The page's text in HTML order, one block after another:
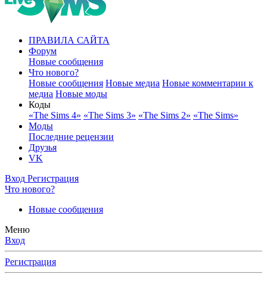
ПРАВИЛА САЙТА
Форум
Новые сообщения
Что нового?
Новые сообщения Новые медиа Новые комментарии к
медиа Новые моды
Коды
«The Sims 4» «The Sims 3» «The Sims 2» «The Sims»
Моды
Последние рецензии
Друзья
VK
Вход Регистрация
Что нового?
Новые сообщения
Меню
Вход
Регистрация